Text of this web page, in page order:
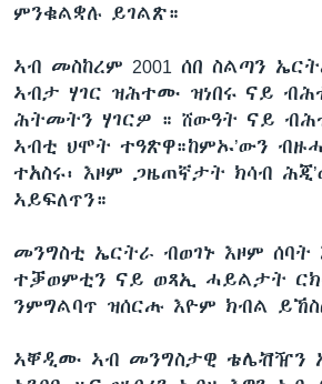
ምንቁልቋሉ ይገልጽ።
ኣብ መስከረም 2001 ሰበ ስልጣን
ኣብታ ሃገር ዝሕተሙ ዝነበሩ ናይ
ሕትመትን ሃገርዎ ። ሸውዓት ናይ
ኣብቲ ህሞት ተዓጽዋ።ከምኡ’ውን
ተአስሩ፡ እዞም ጋዜጠኛታት ክሳብ
ኣይፍለጥን።
መንግስቲ ኤርትራ ብወገኑ እዞም ሰባት
ተቓወምቲን ናይ ወጻኢ ሓይልታት
ንምግልባጥ ዝሰርሑ እዮም ክብል
ኣቐዲሙ ኣብ መንግስታዊ ቴሌቭዥን